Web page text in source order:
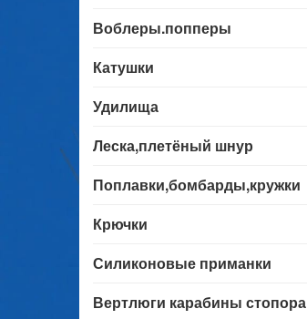
Воблеры.попперы
Катушки
Удилища
Леска,плетёный шнур
Поплавки,бомбарды,кружки
Крючки
Силиконовые приманки
Вертлюги карабины стопора